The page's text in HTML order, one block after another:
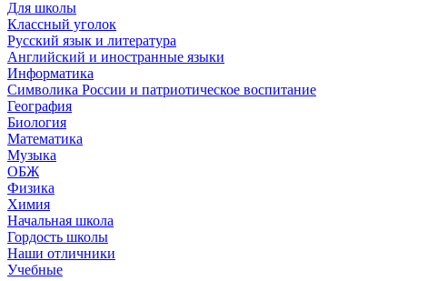
Для школы
Классный уголок
Русский язык и литература
Английский и иностранные языки
Информатика
Символика России и патриотическое воспитание
География
Биология
Математика
Музыка
ОБЖ
Физика
Химия
Начальная школа
Гордость школы
Наши отличники
Учебные